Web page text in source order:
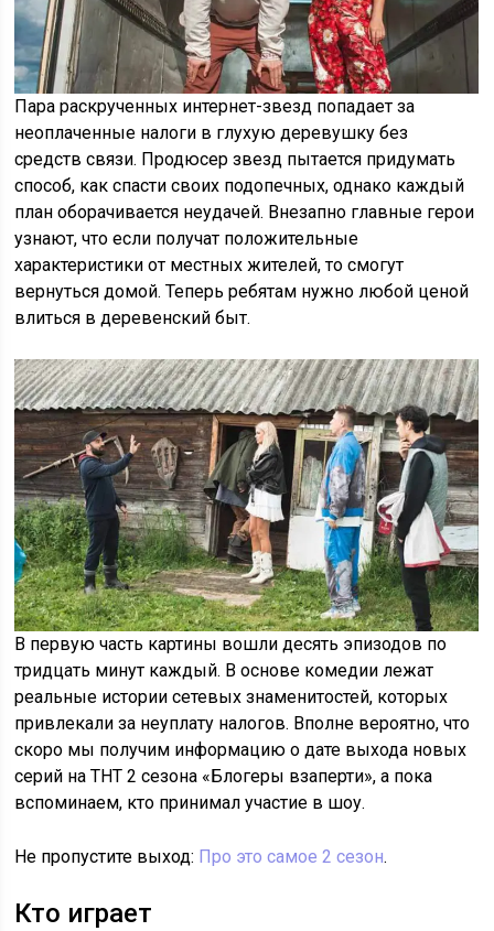
Пара раскрученных интернет-звезд попадает за
неоплаченные налоги в глухую деревушку без
средств связи. Продюсер звезд пытается придумать
способ, как спасти своих подопечных, однако каждый
план оборачивается неудачей. Внезапно главные герои
узнают, что если получат положительные
характеристики от местных жителей, то смогут
вернуться домой. Теперь ребятам нужно любой ценой
влиться в деревенский быт.
В первую часть картины вошли десять эпизодов по
тридцать минут каждый. В основе комедии лежат
реальные истории сетевых знаменитостей, которых
привлекали за неуплату налогов. Вполне вероятно, что
скоро мы получим информацию о дате выхода новых
серий на ТНТ 2 сезона «Блогеры взаперти», а пока
вспоминаем, кто принимал участие в шоу.
Не пропустите выход: Про это самое 2 сезон.
Кто играет